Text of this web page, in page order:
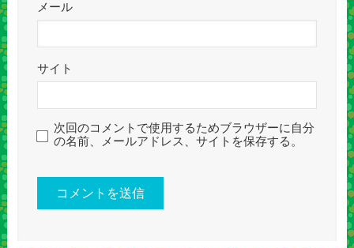
メール
サイト
次回のコメントで使用するためブラウザーに自分
の名前、メールアドレス、サイトを保存する。